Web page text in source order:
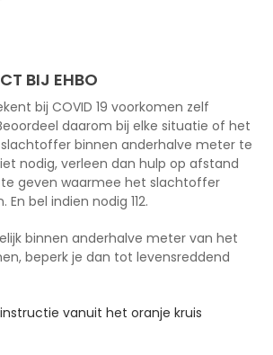
BIJ EHBO
bij COVID 19 voorkomen zelf
daarom bij elke situatie of het
slachtoffer binnen anderhalve meter te
nodig, verleen dan hulp op afstand
geven waarmee het slachtoffer
bel indien nodig 112.
binnen anderhalve meter van het
beperk je dan tot levensreddend
vanuit het oranje kruis